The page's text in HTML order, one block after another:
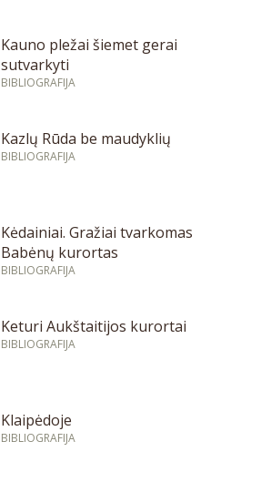
Kauno pležai šiemet gerai
sutvarkyti
BIBLIOGRAFIJA
Kazlų Rūda be maudyklių
BIBLIOGRAFIJA
Kėdainiai. Gražiai tvarkomas
Babėnų kurortas
BIBLIOGRAFIJA
Keturi Aukštaitijos kurortai
BIBLIOGRAFIJA
Klaipėdoje
BIBLIOGRAFIJA